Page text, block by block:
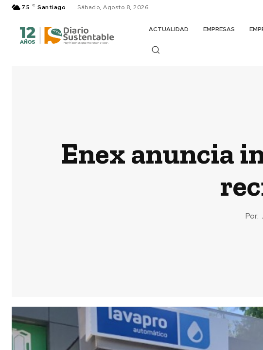
7.5 C Santiago Sábado, Agosto 8, 2026
ACTUALIDAD EMPRESAS
Enex anuncia
Por: